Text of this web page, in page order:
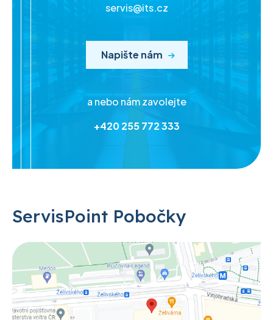
servis@its.cz
Napište nám
a nebo nám zavolejte
+420 255 772 333
ServisPoint Pobočky